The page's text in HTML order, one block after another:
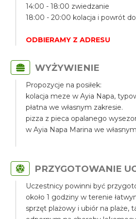
14:00 - 18:00 zwiedzanie
18:00 - 20:00 kolacja i powrót
ODBIERAMY Z ADRESU
WYŻYWIENIE
Propozycje na posiłek:
kolacja meze w Ayia Napa,
płatna we własnym zakresie.
pizza z pieca opalanego
w Ayia Napa Marina we
PRZYGOTOWANIE
Uczestnicy powinni być
około 1 godziny w terenie
sprzęt plażowy i ubiór na plaże,